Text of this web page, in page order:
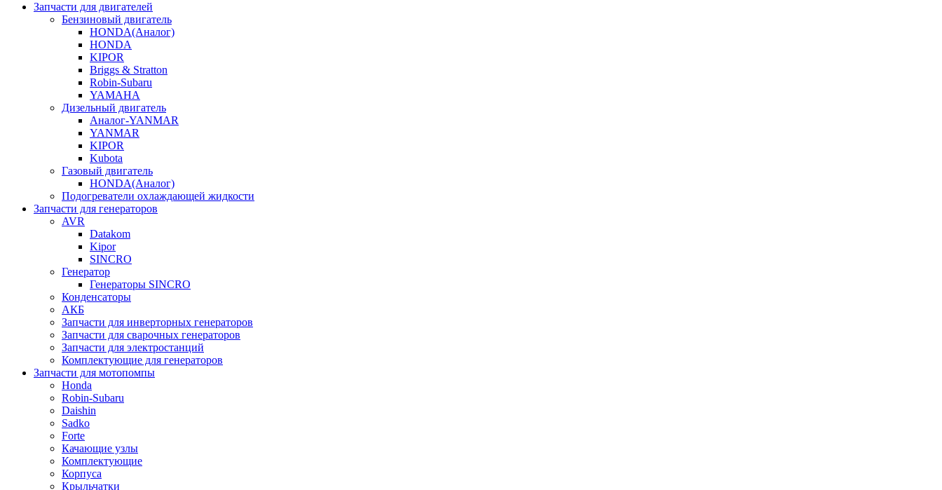
Запчасти для двигателей
Бензиновый двигатель
HONDA(Aналог)
HONDA
KIPOR
Briggs & Stratton
Robin-Subaru
YAMAHA
Дизельный двигатель
Аналог-YANMAR
YANMAR
KIPOR
Kubota
Газовый двигатель
HONDA(Aналог)
Подогреватели охлаждающей жидкости
Запчасти для генераторов
AVR
Datakom
Kipor
SINCRO
Генератор
Генераторы SINCRO
Конденсаторы
АКБ
Запчасти для инверторных генераторов
Запчасти для сварочных генераторов
Запчасти для электростанций
Комплектующие для генераторов
Запчасти для мотопомпы
Honda
Robin-Subaru
Daishin
Sadko
Forte
Качающие узлы
Комплектующие
Корпуса
Крыльчатки